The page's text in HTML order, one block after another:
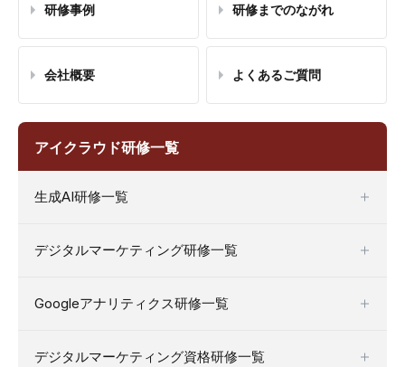
研修事例 研修までのながれ
会社概要 よくあるご質問
アイクラウド研修一覧
生成AI研修一覧
デジタルマーケティング研修一覧
Googleアナリティクス研修一覧
デジタルマーケティング資格研修一覧